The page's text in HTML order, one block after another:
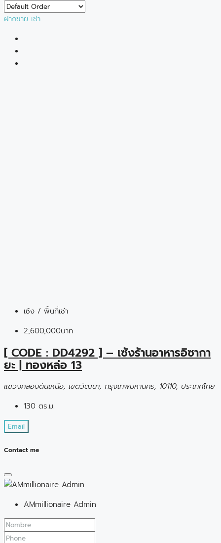
ฝากขาย เช่า
เซ้ง / พื้นที่เช่า
2,600,000บาท
[ CODE : DD4292 ] – เซ้งร้านอาหารอิซากา
ยะ | ทองหล่อ 13
แขวงคลองตันเหนือ, เขตวัฒนา, กรุงเทพมหานคร, 10110, ประเทศไทย
130 ตร.ม.
Email
Contact me
AMmillionaire Admin